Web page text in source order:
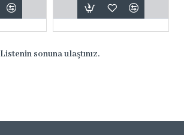
Listenin sonuna ulaştınız.